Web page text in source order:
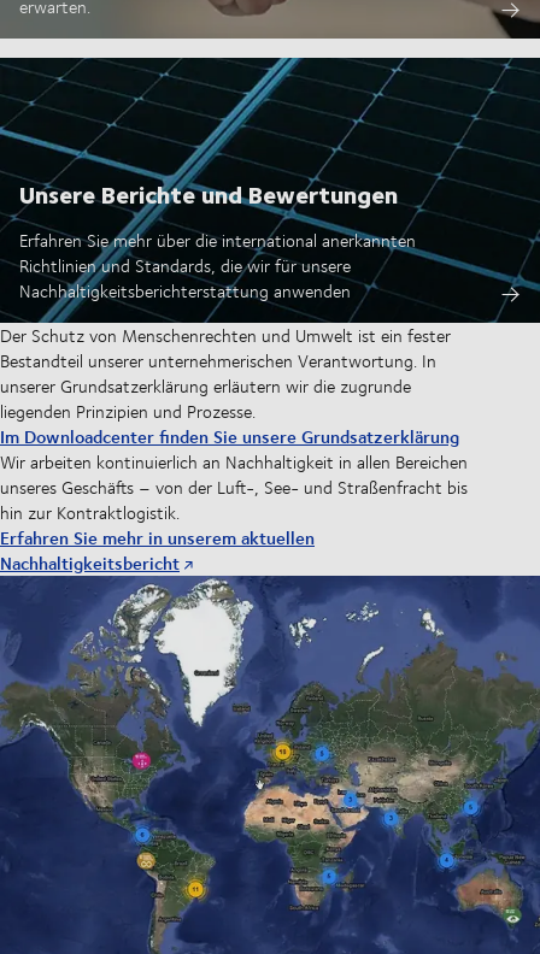
erwarten.
Unsere Berichte und Bewertungen
Erfahren Sie mehr über die international anerkannten
Richtlinien und Standards, die wir für unsere
Nachhaltigkeitsberichterstattung anwenden
Der Schutz von Menschenrechten und Umwelt ist ein fester
Bestandteil unserer unternehmerischen Verantwortung. In
unserer Grundsatzerklärung erläutern wir die zugrunde
liegenden Prinzipien und Prozesse.
Im Downloadcenter finden Sie unsere Grundsatzerklärung
Wir arbeiten kontinuierlich an Nachhaltigkeit in allen Bereichen
unseres Geschäfts – von der Luft-, See- und Straßenfracht bis
hin zur Kontraktlogistik.
Erfahren Sie mehr in unserem aktuellen
Nachhaltigkeitsbericht